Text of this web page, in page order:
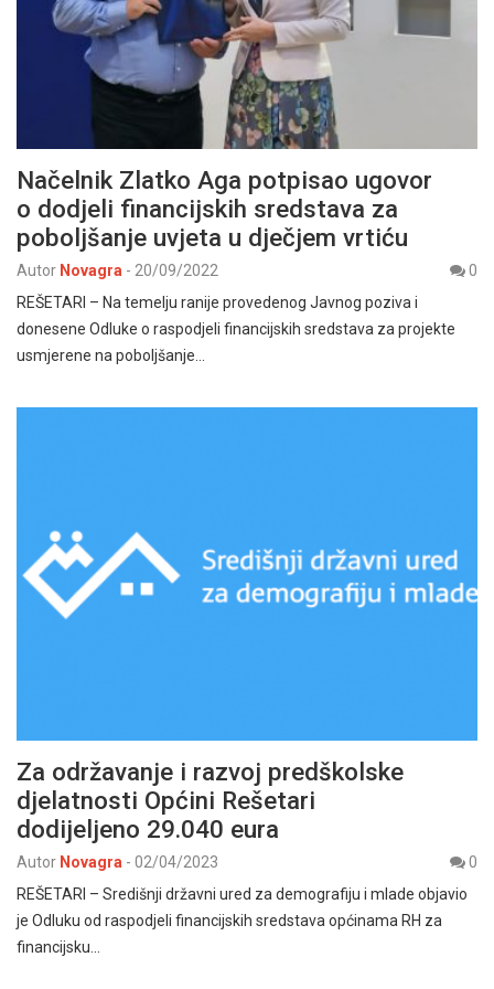
Načelnik Zlatko Aga potpisao ugovor
o dodjeli financijskih sredstava za
poboljšanje uvjeta u dječjem vrtiću
Autor Novagra - 20/09/2022
0
REŠETARI – Na temelju ranije provedenog Javnog poziva i
donesene Odluke o raspodjeli financijskih sredstava za projekte
usmjerene na poboljšanje…
Za održavanje i razvoj predškolske
djelatnosti Općini Rešetari
dodijeljeno 29.040 eura
Autor Novagra - 02/04/2023
0
REŠETARI – Središnji državni ured za demografiju i mlade objavio
je Odluku od raspodjeli financijskih sredstava općinama RH za
financijsku…